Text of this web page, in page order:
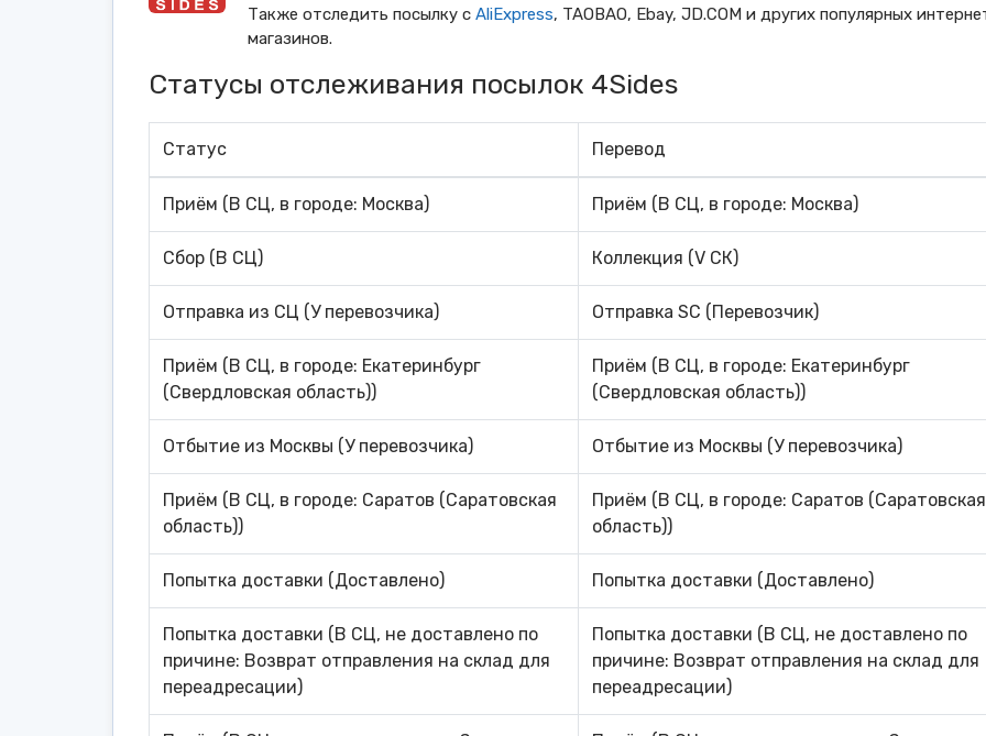
Также отследить посылку с AliExpress, TAOBAO, Ebay, JD.COM и других популярных
магазинов.
Статусы отслеживания посылок 4Sides
Статус Перевод
Приём (В СЦ, в городе: Москва) Приём (В СЦ, в городе: Москва)
Сбор (В СЦ) Коллекция (V СК)
Отправка из СЦ (У перевозчика) Отправка SC (Перевозчик)
Приём (В СЦ, в городе: Екатеринбург
(Свердловская область))
Приём (В СЦ, в городе: Екатеринбург
(Свердловская область))
Отбытие из Москвы (У перевозчика) Отбытие из Москвы (У перевозчика)
Приём (В СЦ, в городе: Саратов (Саратовская
область))
Приём (В СЦ, в городе: Саратов (Саратовская
область))
Попытка доставки (Доставлено) Попытка доставки (Доставлено)
Попытка доставки (В СЦ, не доставлено по
причине: Возврат отправления на склад для
переадресации)
Попытка доставки (В СЦ, не доставлено по
причине: Возврат отправления на склад для
переадресации)